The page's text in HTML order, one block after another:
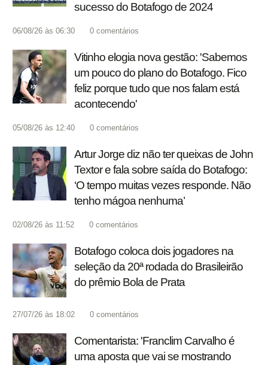
sucesso do Botafogo de 2024
06/08/26 às 06:30 0 comentários
Vitinho elogia nova gestão: 'Sabemos
um pouco do plano do Botafogo. Fico
feliz porque tudo que nos falam está
acontecendo'
05/08/26 às 12:40 0 comentários
Artur Jorge diz não ter queixas de John
Textor e fala sobre saída do Botafogo:
‘O tempo muitas vezes responde. Não
tenho mágoa nenhuma’
02/08/26 às 11:52 0 comentários
Botafogo coloca dois jogadores na
seleção da 20ª rodada do Brasileirão
do prêmio Bola de Prata
27/07/26 às 18:02 0 comentários
Comentarista: 'Franclim Carvalho é
uma aposta que vai se mostrando